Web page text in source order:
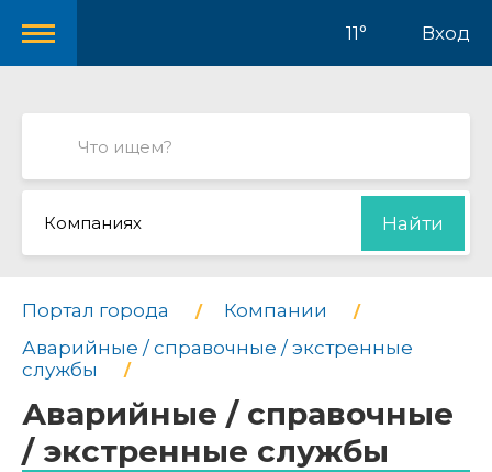
11° Вход
Компаниях Найти
Портал города
Компании
Аварийные / справочные / экстренные
службы
Аварийные / справочные
/ экстренные службы